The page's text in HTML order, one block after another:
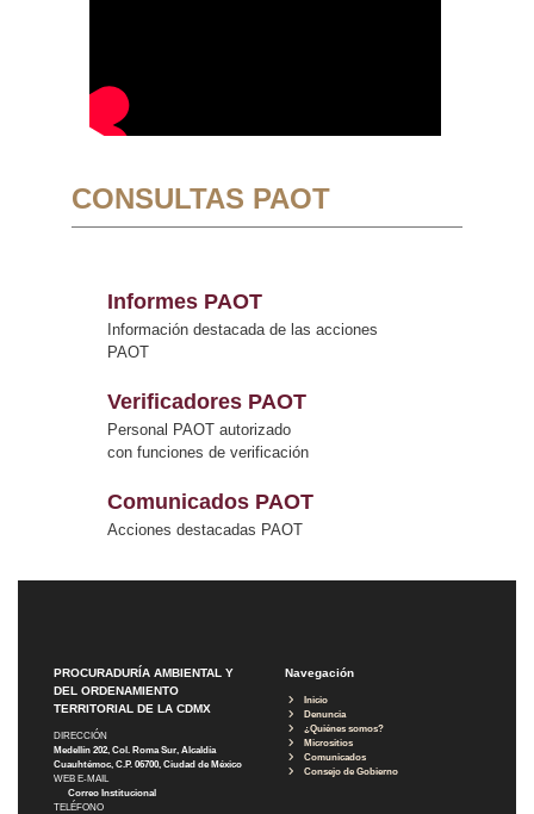
CONSULTAS PAOT
Informes PAOT
Información destacada de las acciones
PAOT
Verificadores PAOT
Personal PAOT autorizado
con funciones de verificación
Comunicados PAOT
Acciones destacadas PAOT
PROCURADURÍA AMBIENTAL Y
DEL ORDENAMIENTO
TERRITORIAL DE LA CDMX
DIRECCIÓN
Medellín 202, Col. Roma Sur, Alcaldía
Cuauhtémoc, C.P. 06700, Ciudad de México
WEB E-MAIL
Correo Institucional
TELÉFONO
Navegación
Inicio
Denuncia
¿Quiénes somos?
Micrositios
Comunicados
Consejo de Gobierno